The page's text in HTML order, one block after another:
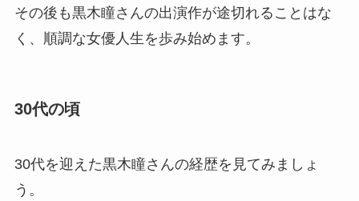
その後も黒木瞳さんの出演作が途切れることはな
く、順調な女優人生を歩み始めます。
30代の頃
30代を迎えた黒木瞳さんの経歴を見てみましょ
う。